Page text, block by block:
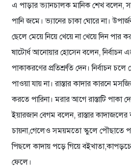
এ পাড়ার ভ্যানচালক মানিক শেখ বলেন,
পানি জমে। ভ্যানের চাকা ঘোরে না।
ছেলে মেয়ে নিয়ে খেয়ে না খেয়ে দিন পার
ষাটোর্ধ আনোয়ার হোসেন বলেন, নির্বাচন এলে
পাকাকরণের প্রতিশ্রুতি দেন। নির্বাচন
পাওয়া যায় না। রাস্তার কাদার কারনে
করতে পারিনা। মরার আগে রাস্তাটি পাকা
ইয়ারজান বেগম বলেন, রাস্তার কাদাজলের
চায়না,গেলেও সময়মতো স্কুলে পৌছাতে
পিছলে কাদায় পড়ে গিয়ে
ফেলে।